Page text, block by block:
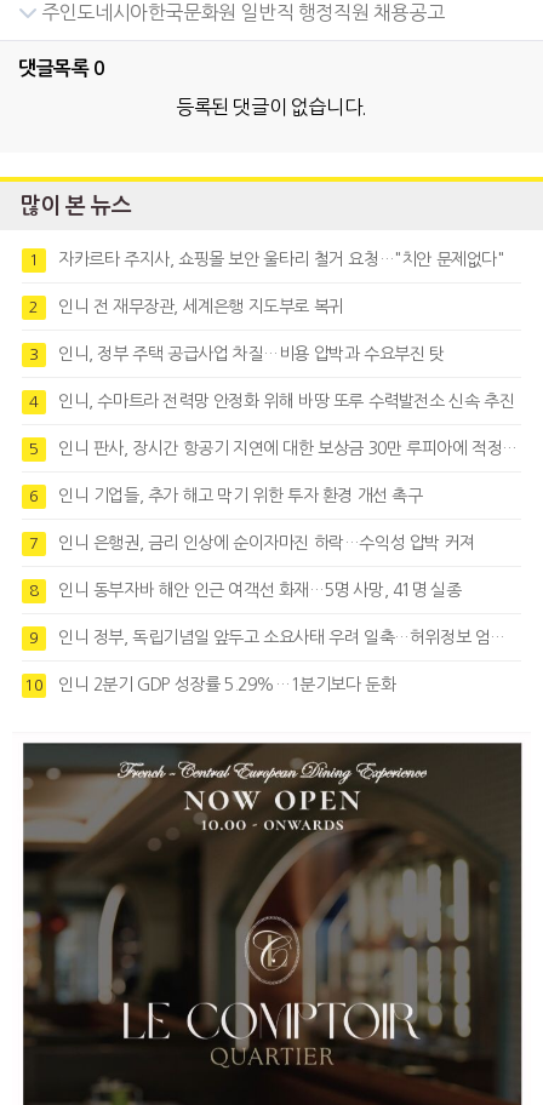
주인도네시아한국문화원 일반직 행정직원 채용공고
댓글목록 0
등록된 댓글이 없습니다.
많이 본 뉴스
1 자카르타 주지사, 쇼핑몰 보안 울타리 철거 요청…"치안 문제없다"
2 인니 전 재무장관, 세계은행 지도부로 복귀
3 인니, 정부 주택 공급사업 차질…비용 압박과 수요부진 탓
4 인니, 수마트라 전력망 안정화 위해 바땅 또루 수력발전소 신속 추진
5 인니 판사, 장시간 항공기 지연에 대한 보상금 30만 루피아에 적정성 제기
6 인니 기업들, 추가 해고 막기 위한 투자 환경 개선 촉구
7 인니 은행권, 금리 인상에 순이자마진 하락…수익성 압박 커져
8 인니 동부자바 해안 인근 여객선 화재…5명 사망, 41명 실종
9 인니 정부, 독립기념일 앞두고 소요사태 우려 일축…허위정보 엄정대응
10 인니 2분기 GDP 성장률 5.29%…1분기보다 둔화